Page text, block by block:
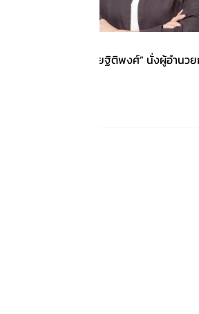
AOT แต่งตั้ง “ปวีณา จริยฐิติพงศ์” นั่งผู้อำนว